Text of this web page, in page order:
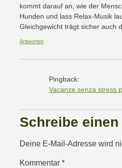
kommt darauf an, wie der
Hunden und lass Relax-Musik
Gleichgewicht trägt sicher auch
Antworten
Pingback:
Vacanze senza stress
Schreibe
Deine E-Mail-Adresse wird
Kommentar *